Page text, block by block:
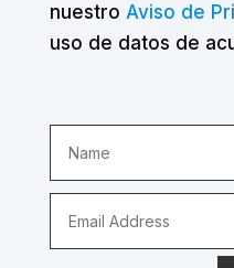
nuestro Aviso de
uso de datos de